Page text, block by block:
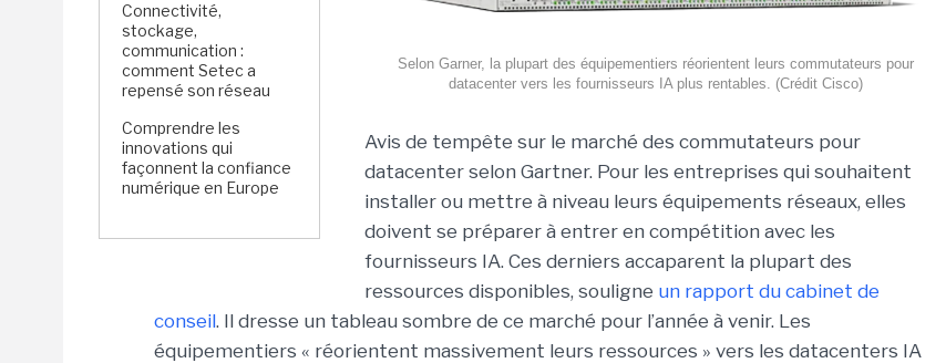
Connectivité,
stockage,
communication :
comment Setec a
repensé son réseau
Comprendre les
innovations qui
façonnent la confiance
numérique en Europe
Selon Garner, la plupart des équipementiers réorientent leurs commutateurs pour
datacenter vers les fournisseurs IA plus rentables. (Crédit Cisco)
Avis de tempête sur le marché des commutateurs pour
datacenter selon Gartner. Pour les entreprises qui souhaitent
installer ou mettre à niveau leurs équipements réseaux, elles
doivent se préparer à entrer en compétition avec les
fournisseurs IA. Ces derniers accaparent la plupart des
ressources disponibles, souligne un rapport du cabinet de
conseil. Il dresse un tableau sombre de ce marché pour l’année à venir. Les
équipementiers « réorientent massivement leurs ressources » vers les datacenters IA